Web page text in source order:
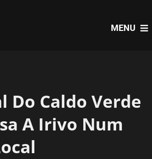
MENU
PROGRAMAS
NOTÍCIAS
Do Caldo Verde
A Irivo Num